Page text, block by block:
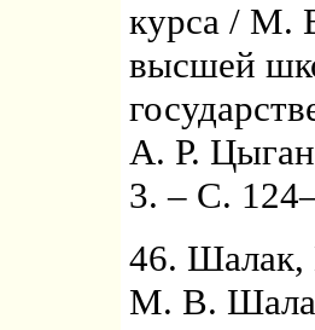
курса / М.
высшей
А. Р.
3. – С.
46. Шалак,
М. В.